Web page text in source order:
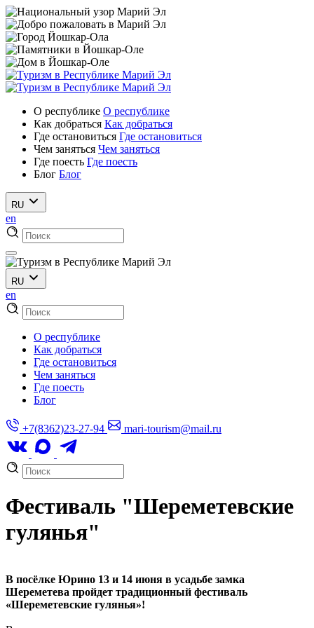
О республике О республике
Как добраться Как добраться
Где остановиться Где остановиться
Чем заняться Чем заняться
Где поесть Где поесть
Блог Блог
RU
en
RU
en
О республике
Как добраться
Где остановиться
Чем заняться
Где поесть
Блог
+7(8362)23-27-94 mari-tourism@mail.ru
Фестиваль "Шереметевские
гулянья"
В посёлке Юрино 13 и 14 июня в усадьбе замка
Шереметева пройдет традиционный фестиваль
«Шереметевские гулянья»!